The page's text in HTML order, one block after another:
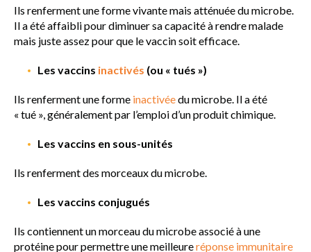
PRINCIPES DE VACCINATION
VACCINATION EN PRATIQUE
MALADIES ET VACCINS
Ils renferment une forme vivante mais atténuée du microbe.
Il a été affaibli pour diminuer sa capacité à rendre malade
mais juste assez pour que le vaccin soit efficace.
Les vaccins inactivés (ou « tués »)
Ils renferment une forme inactivéedu microbe. Il a été
« tué », généralement par l’emploi d’un produit chimique.
Les vaccins en sous-unités
Ils renferment des morceaux du microbe.
Les vaccins conjugués
Ils contiennent un morceau du microbe associé à une
protéine pour permettre une meilleureréponse immunitaire